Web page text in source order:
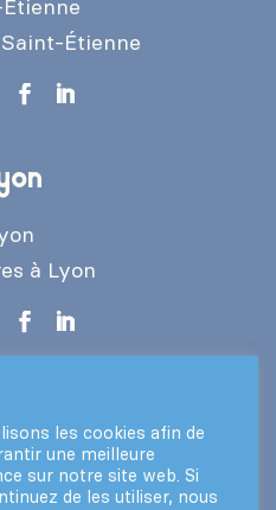
Étienne
à Lyon
droits réservés – CGV
les cookies afin de
une meilleure
sur notre site web. Si
de les utiliser, nous